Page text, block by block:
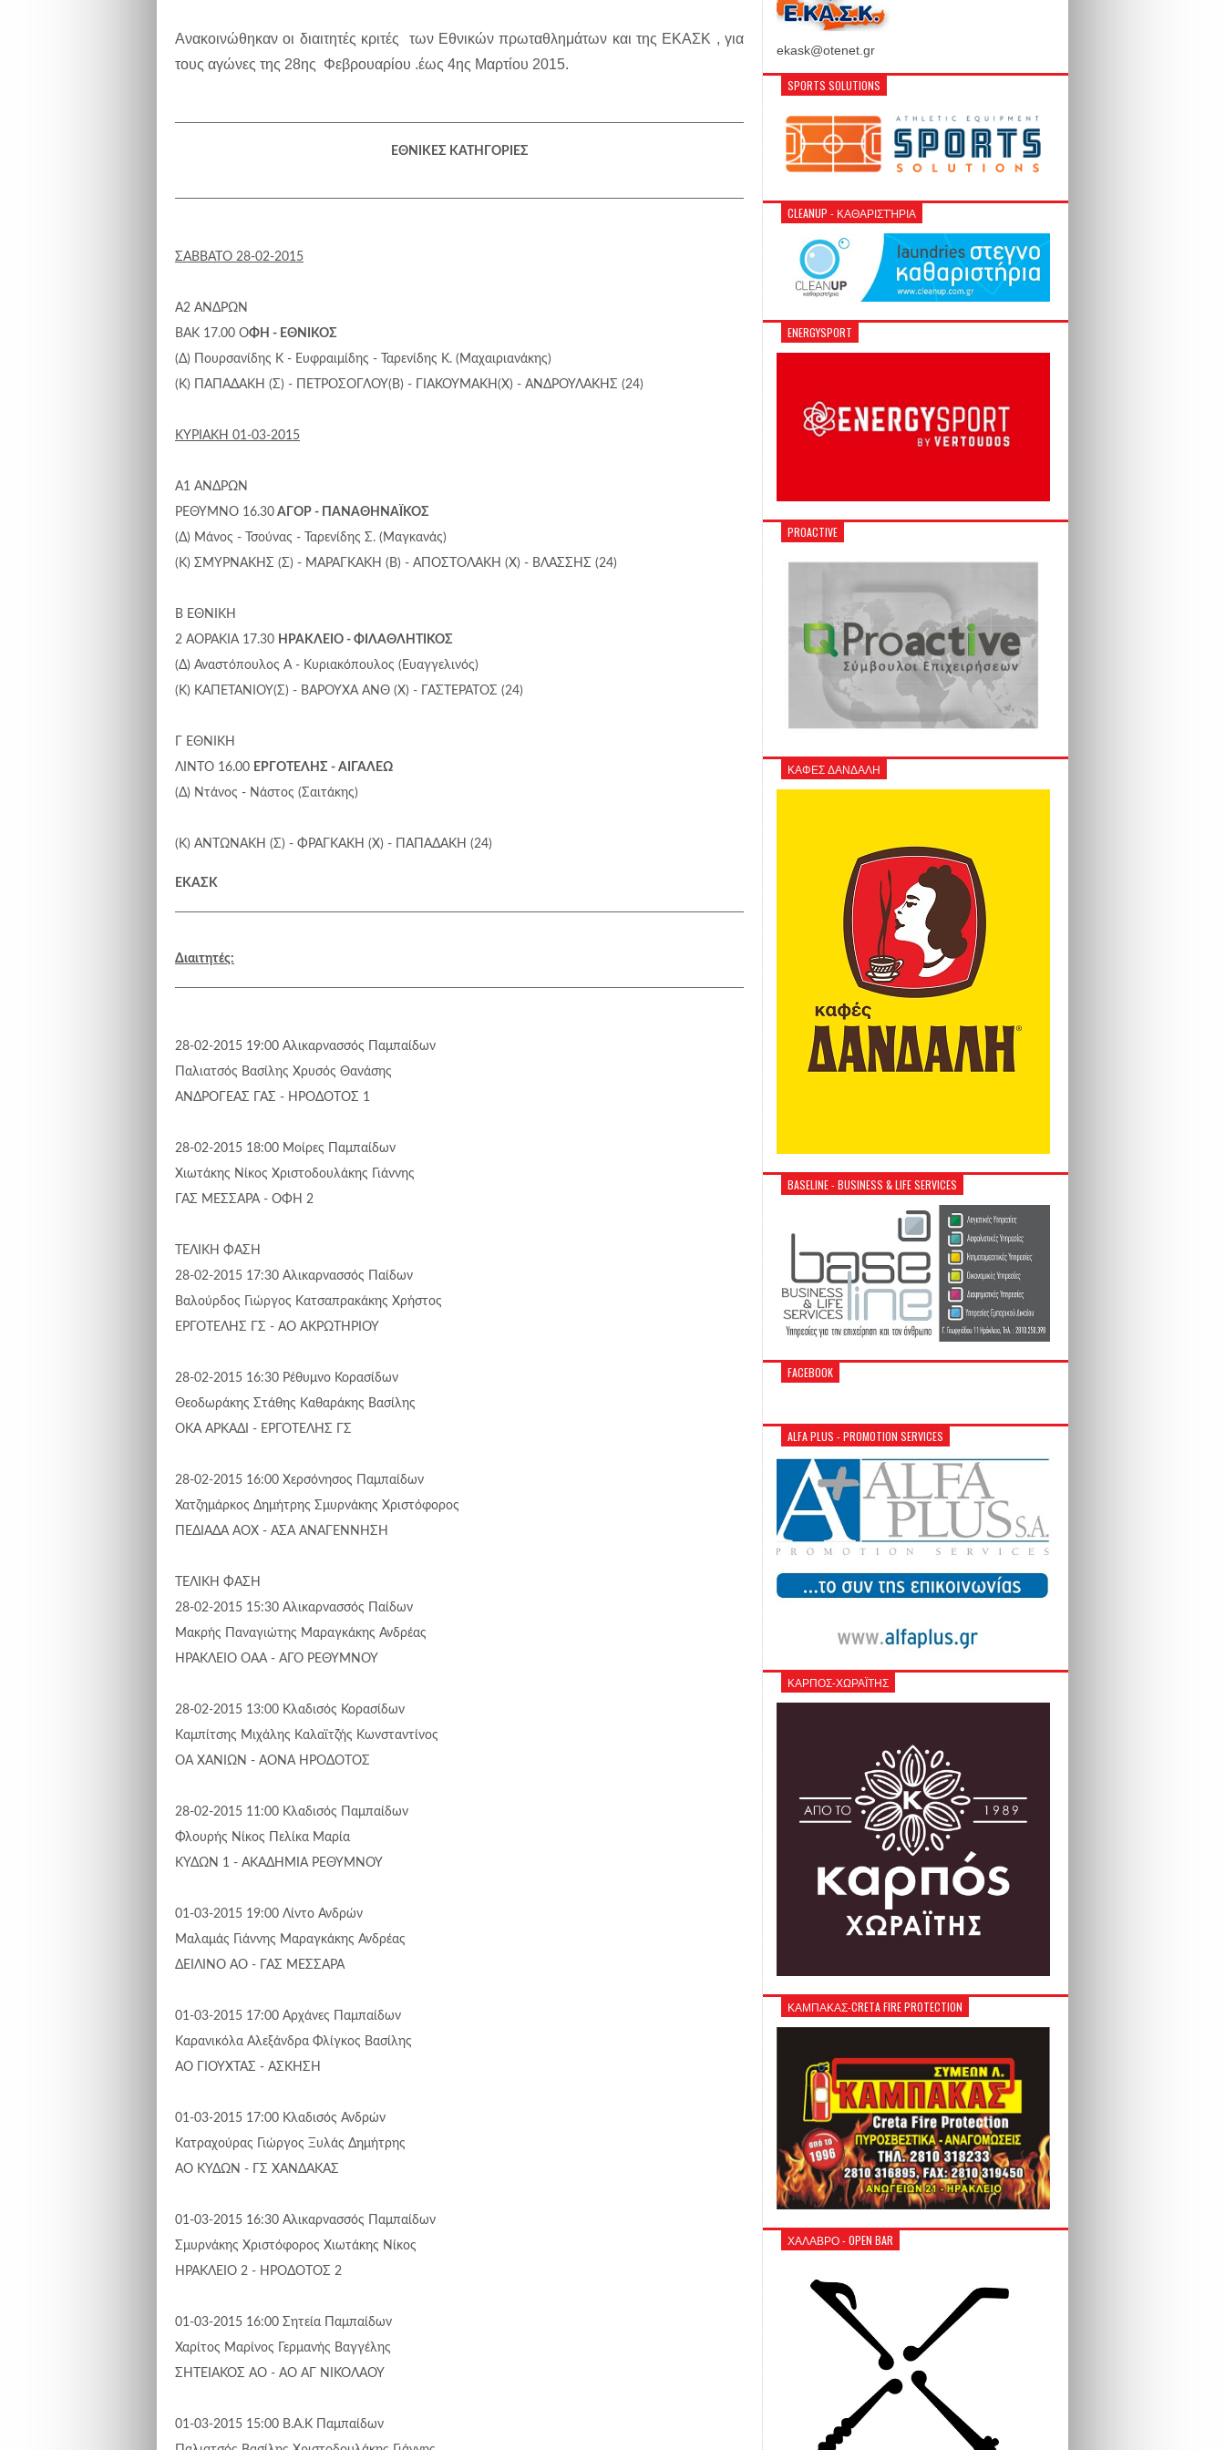
Ανακοινώθηκαν οι διαιτητές κριτές των Εθνικών πρωταθλημάτων και της ΕΚΑΣΚ , για
τους αγώνες της 28ης Φεβρουαρίου .έως 4ης Μαρτίου 2015.
ΕΘΝΙΚΕΣ ΚΑΤΗΓΟΡΙΕΣ
ΣΑΒΒΑΤΟ 28-02-2015
Α2 ΑΝΔΡΩΝ
ΒΑΚ 17.00 ΟΦΗ - ΕΘΝΙΚΟΣ
(Δ) Πουρσανίδης Κ - Ευφραιμίδης - Ταρενίδης Κ. (Μαχαιριανάκης)
(Κ) ΠΑΠΑΔΑΚΗ (Σ) - ΠΕΤΡΟΣΟΓΛΟΥ(Β) - ΓΙΑΚΟΥΜΑΚΗ(Χ) - ΑΝΔΡΟΥΛΑΚΗΣ (24)
ΚΥΡΙΑΚΗ 01-03-2015
Α1 ΑΝΔΡΩΝ
ΡΕΘΥΜΝΟ 16.30 ΑΓΟΡ - ΠΑΝΑΘΗΝΑΪΚΟΣ
(Δ) Μάνος - Τσούνας - Ταρενίδης Σ. (Μαγκανάς)
(Κ) ΣΜΥΡΝΑΚΗΣ (Σ) - ΜΑΡΑΓΚΑΚΗ (Β) - ΑΠΟΣΤΟΛΑΚΗ (Χ) - ΒΛΑΣΣΗΣ (24)
Β ΕΘΝΙΚΗ
2 ΑΟΡΑΚΙΑ 17.30 ΗΡΑΚΛΕΙΟ - ΦΙΛΑΘΛΗΤΙΚΟΣ
(Δ) Αναστόπουλος Α - Κυριακόπουλος (Ευαγγελινός)
(Κ) ΚΑΠΕΤΑΝΙΟΥ(Σ) - ΒΑΡΟΥΧΑ ΑΝΘ (Χ) - ΓΑΣΤΕΡΑΤΟΣ (24)
Γ ΕΘΝΙΚΗ
ΛΙΝΤΟ 16.00 ΕΡΓΟΤΕΛΗΣ - ΑΙΓΑΛΕΩ
(Δ) Ντάνος - Νάστος (Σαιτάκης)
(Κ) ΑΝΤΩΝΑΚΗ (Σ) - ΦΡΑΓΚΑΚΗ (Χ) - ΠΑΠΑΔΑΚΗ (24)
ΕΚΑΣΚ
Διαιτητές:
28-02-2015 19:00 Αλικαρνασσός
Παμπαίδων
Παλιατσός Βασίλης Χρυσός Θανάσης
ΑΝΔΡΟΓΕΑΣ ΓΑΣ - ΗΡΟΔΟΤΟΣ 1
28-02-2015 18:00 Μοίρες
Παμπαίδων
Χιωτάκης Νίκος Χριστοδουλάκης Γιάννης
ΓΑΣ ΜΕΣΣΑΡΑ - ΟΦΗ 2
ΤΕΛΙΚΗ ΦΑΣΗ
28-02-2015 17:30 Αλικαρνασσός
Παίδων
Βαλούρδος Γιώργος Κατσαπρακάκης Χρήστος
ΕΡΓΟΤΕΛΗΣ ΓΣ - ΑΟ ΑΚΡΩΤΗΡΙΟΥ
28-02-2015 16:30 Ρέθυμνο Κορασίδων
Θεοδωράκης Στάθης Καθαράκης Βασίλης
ΟΚΑ ΑΡΚΑΔΙ - ΕΡΓΟΤΕΛΗΣ ΓΣ
28-02-2015 16:00 Χερσόνησος
Παμπαίδων
Χατζημάρκος Δημήτρης Σμυρνάκης Χριστόφορος
ΠΕΔΙΑΔΑ ΑΟΧ - ΑΣΑ ΑΝΑΓΕΝΝΗΣΗ
ΤΕΛΙΚΗ ΦΑΣΗ
28-02-2015 15:30 Αλικαρνασσός
Παίδων
Μακρής Παναγιώτης Μαραγκάκης Ανδρέας
ΗΡΑΚΛΕΙΟ ΟΑΑ - ΑΓΟ ΡΕΘΥΜΝΟΥ
28-02-2015 13:00 Κλαδισός Κορασίδων
Καμπίτσης Μιχάλης Καλαϊτζής Κωνσταντίνος
ΟΑ ΧΑΝΙΩΝ - ΑΟΝΑ ΗΡΟΔΟΤΟΣ
28-02-2015 11:00 Κλαδισός
Παμπαίδων
Φλουρής Νίκος
Πελίκα Μαρία
ΚΥΔΩΝ 1 - ΑΚΑΔΗΜΙΑ ΡΕΘΥΜΝΟΥ
01-03-2015 19:00 Λίντο Ανδρών
Μαλαμάς Γιάννης Μαραγκάκης Ανδρέας
ΔΕΙΛΙΝΟ ΑΟ - ΓΑΣ ΜΕΣΣΑΡΑ
01-03-2015 17:00 Αρχάνες
Παμπαίδων
Καρανικόλα Αλεξάνδρα Φλίγκος Βασίλης
ΑΟ ΓΙΟΥΧΤΑΣ - ΑΣΚΗΣΗ
01-03-2015 17:00 Κλαδισός Ανδρών
Κατραχούρας Γιώργος Ξυλάς Δημήτρης
ΑΟ ΚΥΔΩΝ - ΓΣ ΧΑΝΔΑΚΑΣ
01-03-2015 16:30 Αλικαρνασσός
Παμπαίδων
Σμυρνάκης Χριστόφορος Χιωτάκης Νίκος
ΗΡΑΚΛΕΙΟ 2 - ΗΡΟΔΟΤΟΣ 2
01-03-2015 16:00 Σητεία
Παμπαίδων
Χαρίτος Μαρίνος
Γερμανής Βαγγέλης
ΣΗΤΕΙΑΚΟΣ ΑΟ - ΑΟ ΑΓ ΝΙΚΟΛΑΟΥ
01-03-2015 15:00 Β.Α.Κ
Παμπαίδων
ekask@otenet.gr
SPORTS SOLUTIONS
CLEANUP - ΚΑΘΑΡΙΣΤΉΡΙΑ
ENERGYSPORT
PROACTIVE
ΚΑΦΕΣ ΔΑΝΔΑΛΗ
BASELINE - BUSINESS & LIFE SERVICES
FACEBOOK
ALFA PLUS - PROMOTION SERVICES
ΚΑΡΠΟΣ-ΧΩΡΑΪΤΗΣ
ΚΑΜΠΑΚΑΣ-CRETA FIRE PROTECTION
ΧΑΛΑΒΡΟ - OPEN BAR